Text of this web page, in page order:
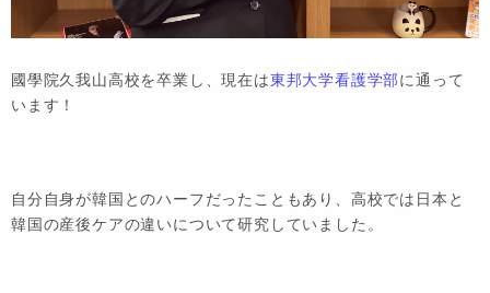
國學院久我山高校を卒業し、現在は東邦大学看護学部に通って
います！
自分自身が韓国とのハーフだったこともあり、高校では日本と
韓国の産後ケアの違いについて研究していました。